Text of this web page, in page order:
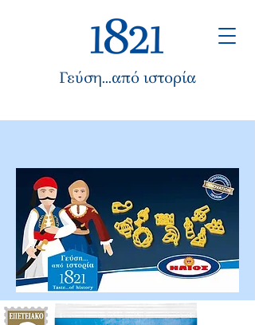
Γεύση...από ιστορία